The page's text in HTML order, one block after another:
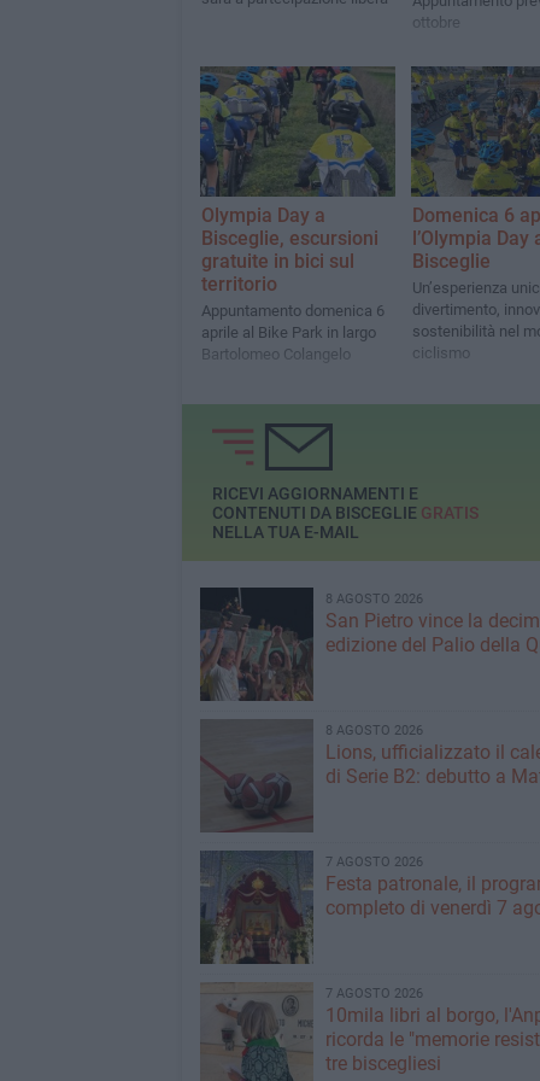
ottobre
Olympia Day a
Bisceglie, escursioni
gratuite in bici sul
territorio
Appuntamento domenica 6
aprile al Bike Park in largo
Bartolomeo Colangelo
Domenica 6
l’Olympia Day
Bisceglie
Un’esperienza
divertimento,
sostenibilità nel
ciclismo
RICEVI AGGIORNAMENTI E
CONTENUTI DA BISCEGLIE GRATIS
NELLA TUA E-MAIL
8 AGOSTO 2026
San Pietro vince la
edizione del Palio della
8 AGOSTO 2026
Lions, ufficializzato il
di Serie B2: debutto a
7 AGOSTO 2026
Festa patronale, il
completo di venerdì 7
7 AGOSTO 2026
10mila libri al borgo,
ricorda le "memorie
tre biscegliesi